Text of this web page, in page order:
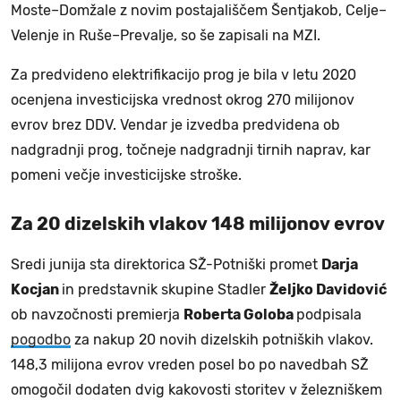
Moste–Domžale z novim postajališčem Šentjakob, Celje–
Velenje in Ruše–Prevalje, so še zapisali na MZI.
Za predvideno elektrifikacijo prog je bila v letu 2020
ocenjena investicijska vrednost okrog 270 milijonov
evrov brez DDV. Vendar je izvedba predvidena ob
nadgradnji prog, točneje nadgradnji tirnih naprav, kar
pomeni večje investicijske stroške.
Za 20 dizelskih vlakov 148 milijonov evrov
Sredi junija sta direktorica SŽ-Potniški promet Darja
Kocjan in predstavnik skupine Stadler Željko Davidović
ob navzočnosti premierja Roberta Goloba podpisala
pogodbo za nakup 20 novih dizelskih potniških vlakov.
148,3 milijona evrov vreden posel bo po navedbah SŽ
omogočil dodaten dvig kakovosti storitev v železniškem